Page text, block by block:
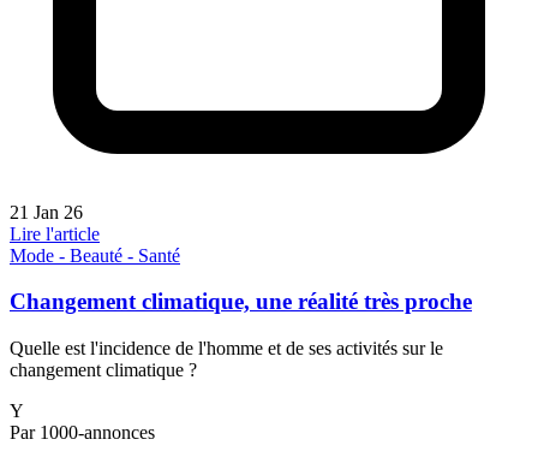
21 Jan 26
Lire l'article
Mode - Beauté - Santé
Changement climatique, une réalité très proche
Quelle est l'incidence de l'homme et de ses activités sur le
changement climatique ?
Y
Par 1000-annonces